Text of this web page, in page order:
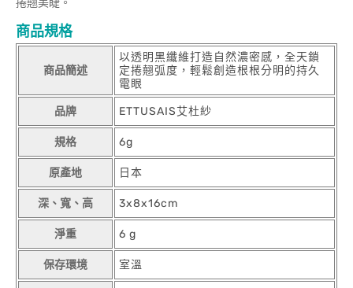
捲翹美睫。
商品規格
商品簡述
以透明黑纖維打造自然濃密感，全天鎖
定捲翹弧度，輕鬆創造根根分明的持久
電眼
品牌 ETTUSAIS艾杜紗
規格 6g
原產地 日本
深、寬、高 3x8x16cm
淨重 6 g
保存環境 室溫